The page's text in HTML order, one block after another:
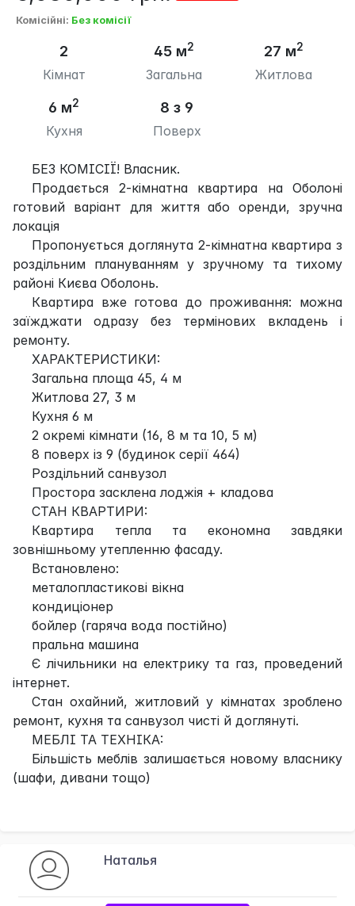
Комісійні: Без комісії
2
Кімнат
45 м2
Загальна
27 м2
Житлова
6 м2
Кухня
8 з 9
Поверх
БЕЗ КОМІСІЇ! Власник.
Продається 2-кімнатна квартира на Оболоні
готовий варіант для життя або оренди, зручна
локація
Пропонується доглянута 2-кімнатна квартира з
роздільним плануванням у зручному та тихому
районі Києва Оболонь.
Квартира вже готова до проживання: можна
заїжджати одразу без термінових вкладень і
ремонту.
ХАРАКТЕРИСТИКИ:
Загальна площа 45, 4 м
Житлова 27, 3 м
Кухня 6 м
2 окремі кімнати (16, 8 м та 10, 5 м)
8 поверх із 9 (будинок серії 464)
Роздільний санвузол
Простора засклена лоджія + кладова
СТАН КВАРТИРИ:
Квартира тепла та економна завдяки
зовнішньому утепленню фасаду.
Встановлено:
металопластикові вікна
кондиціонер
бойлер (гаряча вода постійно)
пральна машина
Є лічильники на електрику та газ, проведений
інтернет.
Стан охайний, житловий у кімнатах зроблено
ремонт, кухня та санвузол чисті й доглянуті.
МЕБЛІ ТА ТЕХНІКА:
Більшість меблів залишається новому власнику
(шафи, дивани тощо)
Наталья